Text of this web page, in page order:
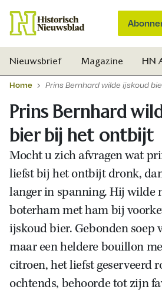
Nieuwsbrief Magazine HN
Home Prins Bernhard wilde ijskoud
Prins Bernhard
bier bij het ontbijt
Mocht u zich afvragen wat
liefst bij het ontbijt dronk,
langer in spanning. Hij wilde
boterham met ham bij
ijskoud bier. Gebonden soep
maar een heldere bouillon
citroen, het liefst geserveerd
ochtends, behoorde tot zijn